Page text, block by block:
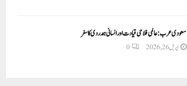
سعودی عرب: عالمی فلاحی قیادت اور انسانی ہمدردی کا سفر
اپریل 26, 2026 0